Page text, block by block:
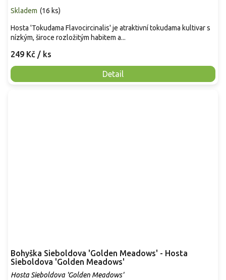
Skladem (16 ks)
249 Kč / ks
Detail
Hosta 'Tokudama Flavocircinalis' je atraktivní tokudama kultivar s
nízkým, široce rozložitým habitem a...
Bohyška Sieboldova 'Golden Meadows' - Hosta
Sieboldova 'Golden Meadows'
Hosta Sieboldova 'Golden Meadows'